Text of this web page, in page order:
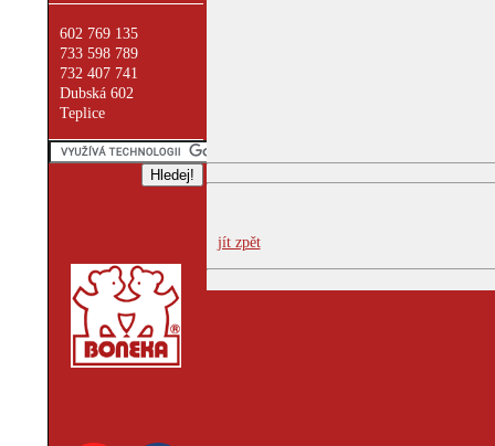
602 769 135
733 598 789
732 407 741
Dubská 602
Teplice
jít zpět